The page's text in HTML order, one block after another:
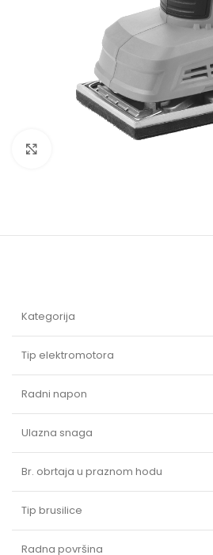
Roštilji
Kategorija
Tip elektromotora
Radni napon
Ulazna snaga
Br. obrtaja u praznom hodu
Tip brusilice
Radna površina